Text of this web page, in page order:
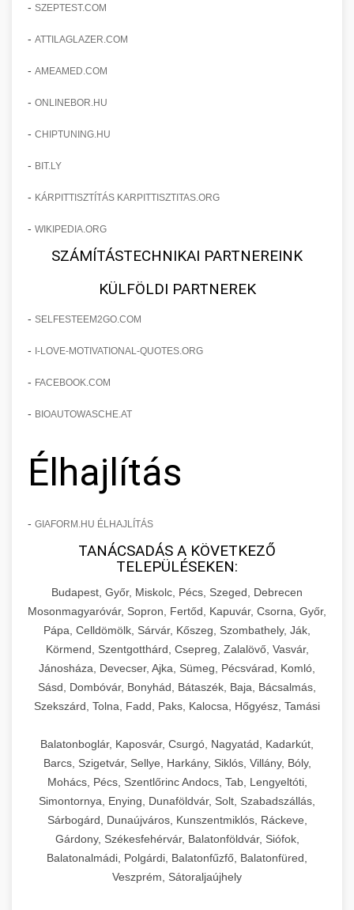
- SZEPTEST.COM
- ATTILAGLAZER.COM
- AMEAMED.COM
- ONLINEBOR.HU
- CHIPTUNING.HU
- BIT.LY
- KÁRPITTISZTÍTÁS KARPITTISZTITAS.ORG
- WIKIPEDIA.ORG
SZÁMÍTÁSTECHNIKAI PARTNEREINK
KÜLFÖLDI PARTNEREK
- SELFESTEEM2GO.COM
- I-LOVE-MOTIVATIONAL-QUOTES.ORG
- FACEBOOK.COM
- BIOAUTOWASCHE.AT
Élhajlítás
- GIAFORM.HU ÉLHAJLÍTÁS
TANÁCSADÁS A KÖVETKEZŐ
TELEPÜLÉSEKEN:
Budapest, Győr, Miskolc, Pécs, Szeged, Debrecen
Mosonmagyaróvár, Sopron, Fertőd, Kapuvár, Csorna, Győr,
Pápa, Celldömölk, Sárvár, Kőszeg, Szombathely, Ják,
Körmend, Szentgotthárd, Csepreg, Zalalövő, Vasvár,
Jánosháza, Devecser, Ajka, Sümeg, Pécsvárad, Komló,
Sásd, Dombóvár, Bonyhád, Bátaszék, Baja, Bácsalmás,
Szekszárd, Tolna, Fadd, Paks, Kalocsa, Hőgyész, Tamási
Balatonboglár, Kaposvár, Csurgó, Nagyatád, Kadarkút,
Barcs, Szigetvár, Sellye, Harkány, Siklós, Villány, Bóly,
Mohács, Pécs, Szentlőrinc Andocs, Tab, Lengyeltóti,
Simontornya, Enying, Dunaföldvár, Solt, Szabadszállás,
Sárbogárd, Dunaújváros, Kunszentmiklós, Ráckeve,
Gárdony, Székesfehérvár, Balatonföldvár, Siófok,
Balatonalmádi, Polgárdi, Balatonfűzfő, Balatonfüred,
Veszprém, Sátoraljaújhely